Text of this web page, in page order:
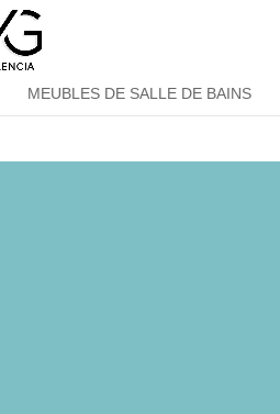
MEUBLES DE SALLE DE BAINS